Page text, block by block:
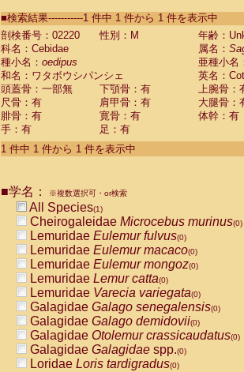
CebidaeSaguinus labiatus(0)
Cebidae Saguinus leucopus (0)
Cebidae
Cebidae
CebidaeSaguinus nigricollis (0)
Cebidae Saguinus oedipus
Cebidae Saguinus weddelli
Cebidae Saguinusspp.
Cebidae Aotus trivirgatus
Cebidae Cebus albifrons
CebidaeCebus nigrivittatus
CebidaeCebus
CebidaeSaimiri boliviensis(0)
CebidaeSaimiri sciureus(0)
AtelidaeAlouatta caraya(0)
AtelidaeAlouatta fusca(0)
AtelidaeAlouatta seniculus
AtelidaeAlouattaspp.(0)
AtelidaeAteles belzebuth(0)
AtelidaeAteles geoffroyi(0)
AtelidaeAteles paniscus(0)
AtelidaeAtelesspp.(0)
Atelidae Lagothrix lagothricha
■検索結果-----------1 件中 1 件から 1 件を表示中
剖検番号：02220
性別：M
年齢：
科名：Cebidae
属名：
種小名： oedipus
亜種小名
和名：ワタボウシパンシェ
英名：
頭蓋骨：一部無
下顎骨：有
上腕骨：
尺骨：有
肩甲骨：有
大腿骨：
腓骨：有
寛骨：有
体幹：有
手：有
足：有
1 件中 1 件から 1 件を表示中
■学名： ※複数選択可・or検索
All Species(1)
Cheirogaleidae Microcebus murinus(0)
Lemuridae Eulemur fulvus(0)
Lemuridae Eulemur macaco(0)
Lemuridae Eulemur mongoz(0)
Lemuridae Lemur catta(0)
Lemuridae Varecia variegata(0)
Galagidae Galago senegalensis(0)
Galagidae Galago demidovii(0)
Galagidae Otolemur crassicaudatus(0)
Galagidae Galagidae spp.(0)
Loridae Loris tardigradus(0)